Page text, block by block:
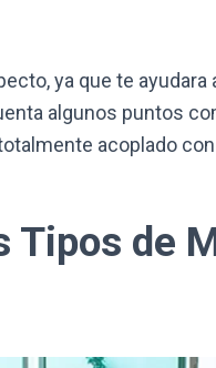
ya que te ayudara
algunos puntos
acoplado
Tipos de